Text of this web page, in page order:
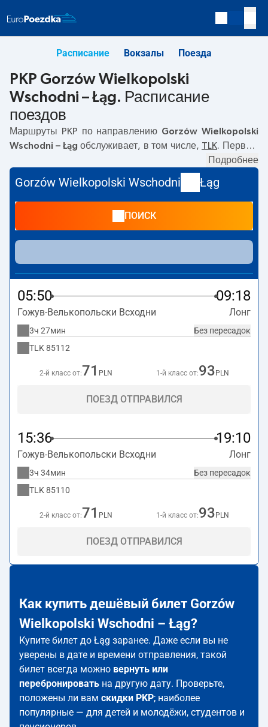
Расписание Вокзалы Поезда
PKP Gorzów Wielkopolski
Wschodni – Łąg. Расписание
поездов
Маршруты PKP по направлению Gorzów Wielkopolski
Wschodni – Łąg обслуживает, в том числе, TLK. Первый
с вокзала PKP
отправляется в 15:36. Самое быстрое путешествие
предлагает прямой поездKRAJNA. Поездка на нём
. По маршруту
Wschodni–Łągтакже курсируют другие поезда:
предлагают более низкую цену билета и, как правило,
более долгое время в пути. Поезд заканчивает маршрут
на станции Łąg.
Подробнее
Gorzów Wielkopolski Wschodni Łąg
ПОИСК
05:50 09:18
Гожув-Велькопольски Всходни Лонг
Без пересадок
3ч 27мин
TLK 85112
2-й класс от:71 PLN 1-й класс от:93 PLN
ПОЕЗД ОТПРАВИЛСЯ
15:36 19:10
Гожув-Велькопольски Всходни Лонг
Без пересадок
3ч 34мин
TLK 85110
2-й класс от:71 PLN 1-й класс от:93 PLN
ПОЕЗД ОТПРАВИЛСЯ
Как купить дешёвый билет Gorzów
Wielkopolski Wschodni – Łąg?
Купите билет до Łąg заранее. Даже если вы не
уверены в дате и времени отправления, такой
билет всегда можно вернуть или
перебронировать на другую дату. Проверьте,
положены ли вам скидки PKP; наиболее
популярные — для детей и молодёжи, студентов и